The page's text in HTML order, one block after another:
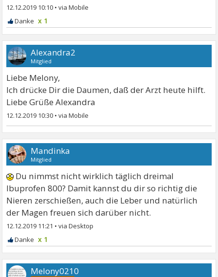
12.12.2019 10:10 •
x 1
Alexandra2
Mitglied
Liebe Melony,
Ich drücke Dir die Daumen, daß der Arzt heute hilft.
Liebe Grüße Alexandra
12.12.2019 10:30 •
Mandinka
Mitglied
Du nimmst nicht wirklich täglich dreimal
Ibuprofen 800? Damit kannst du dir so richtig die
Nieren zerschießen, auch die Leber und natürlich
der Magen freuen sich darüber nicht.
12.12.2019 11:21 •
x 1
Melony0210